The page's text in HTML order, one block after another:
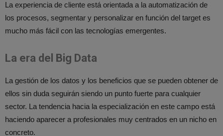
La experiencia de cliente está orientada a la automatización de
los procesos, segmentar y personalizar en función del target es
mucho más fácil con las tecnologías emergentes.
La era del Big Data
La gestión de los datos y los beneficios que se pueden obtener de
ellos sin duda seguirán siendo un punto fuerte para cualquier
sector. La tendencia hacia la especialización en este campo está
haciendo aparecer a profesionales muy centrados en un nicho en
concreto.